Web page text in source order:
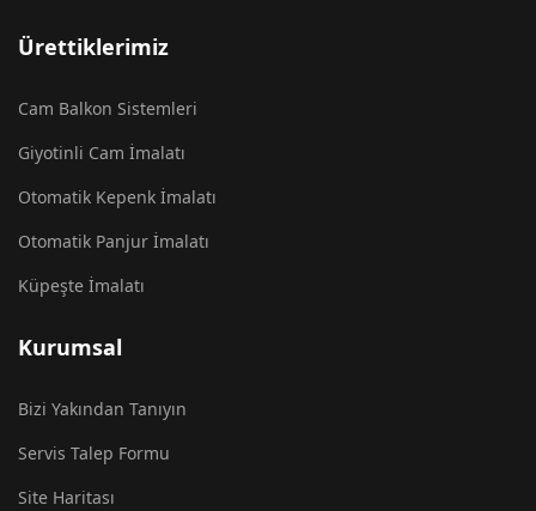
Ürettiklerimiz
Cam Balkon Sistemleri
Giyotinli Cam İmalatı
Otomatik Kepenk İmalatı
Otomatik Panjur İmalatı
Küpeşte İmalatı
Kurumsal
Bizi Yakından Tanıyın
Servis Talep Formu
Site Haritası